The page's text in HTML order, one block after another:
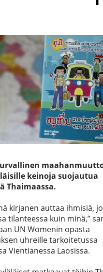
keinoja suojautua
Thaimaassa.
kirjanen auttaa ihmisiä,
tilanteessa kuin minä,”
UN Womenin opasta
uhreille tarkoitetussa
Vientianessa Laosissa.